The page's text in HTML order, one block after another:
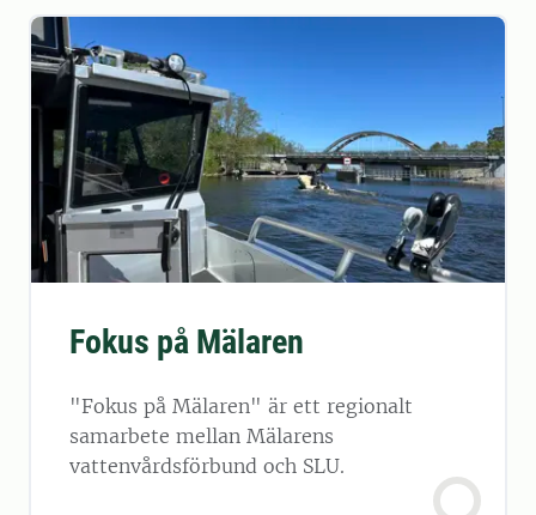
Fokus på Mälaren
"Fokus på Mälaren" är ett regionalt
samarbete mellan Mälarens
vattenvårdsförbund och SLU.